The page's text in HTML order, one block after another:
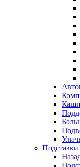
Подставки